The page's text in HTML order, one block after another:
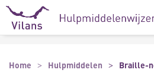
Naar hoofdinhoud
Naar footer
Home Hulpmiddelen Braille-